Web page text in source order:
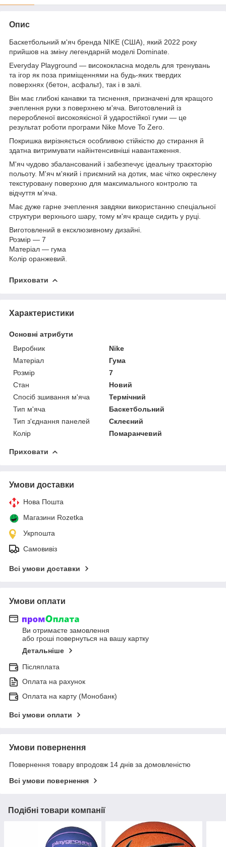
Опис
Баскетбольний м'яч бренда NIKE (США), який 2022 року
прийшов на зміну легендарній моделі Dominate.
Everyday Playground — висококласна модель для тренувань
та ігор як поза приміщеннями на будь-яких твердих
поверхнях (бетон, асфальт), так і в залі.
Він має глибокі канавки та тиснення, призначені для кращого
зчеплення руки з поверхнею м'яча. Виготовлений із
переробленої високоякісної й ударостійкої гуми — це
результат роботи програми Nike Move To Zero.
Покришка вирізняється особливою стійкістю до стирання й
здатна витримувати найінтенсивніші навантаження.
М'яч чудово збалансований і забезпечує ідеальну траєкторію
польоту. М'яч м'який і приємний на дотик, має чітко окреслену
текстуровану поверхню для максимального контролю та
відчуття м'яча.
Має дуже гарне зчеплення завдяки використанню спеціальної
структури верхнього шару, тому м'яч краще сидить у руці.
Виготовлений в ексклюзивному дизайні.
Розмір — 7
Матеріал — гума
Колір оранжевий.
Приховати
Характеристики
Основні атрибути
Виробник
Nike
Матеріал
Гума
Розмір
7
Стан
Новий
Спосіб зшивання м'яча
Термічний
Тип м'яча
Баскетбольний
Тип з'єднання панелей
Склеєний
Колір
Помаранчевий
Приховати
Умови доставки
Нова Пошта
Магазини Rozetka
Укрпошта
Самовивіз
Всі умови доставки
Умови оплати
Ви отримаєте замовлення
або гроші повернуться на вашу картку
Детальніше
Післяплата
Оплата на рахунок
Оплата на карту (Монобанк)
Всі умови оплати
Умови повернення
Повернення товару впродовж 14 днів за домовленістю
Всі умови повернення
Подібні товари компанії